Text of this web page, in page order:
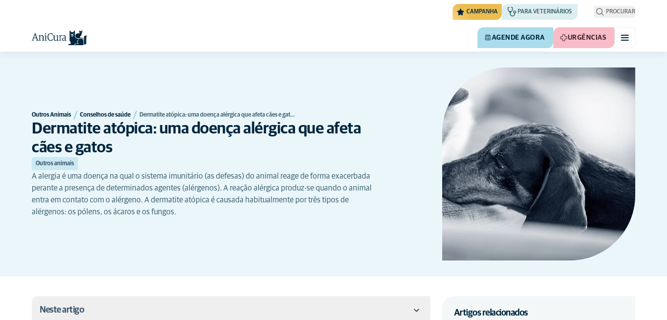
CAMPANHA PARA VETERINÁRIOS PROCURAR
AGENDE AGORA URGÊNCIAS
Outros Animais Conselhos de saúde Dermatite atópica: uma doença alérgica que afeta cães e gat…
Dermatite atópica: uma doença alérgica que afeta
cães e gatos
Outros animais
A alergia é uma doença na qual o sistema imunitário (as defesas) do animal reage de forma exacerbada
perante a presença de determinados agentes (alérgenos). A reação alérgica produz-se quando o animal
entra em contato com o alérgeno. A dermatite atópica é causada habitualmente por três tipos de
alérgenos: os pólens, os ácaros e os fungos.
Neste artigo Artigos relacionados